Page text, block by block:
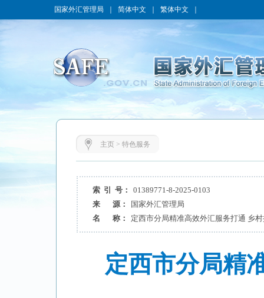
国家外汇管理局 简体中文 繁体中文
主页> 特色服务
索 引 号：
01389771-8-2025-0103
来 源：
国家外汇管理局
名 称：
定西市分局精准高效外汇服务打通 乡
定西市分局精